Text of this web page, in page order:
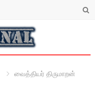
வைத்தியர் திருமாறன்